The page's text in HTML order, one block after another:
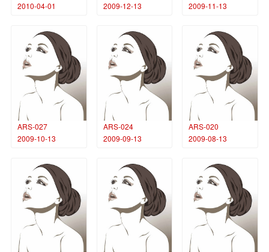
2010-04-01
2009-12-13
2009-11-13
ARS-027
2009-10-13
ARS-024
2009-09-13
ARS-020
2009-08-13